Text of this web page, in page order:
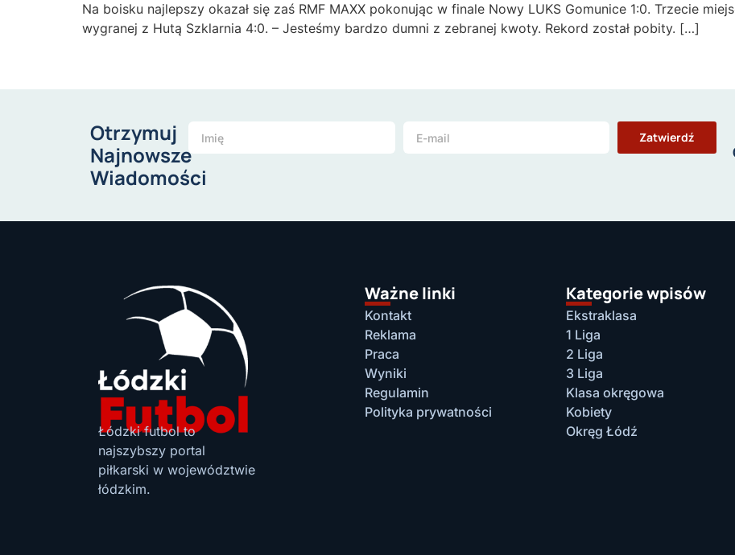
Na boisku najlepszy okazał się zaś RMF MAXX pokonując w finale Nowy LUKS Gomunice 1:0. Trzecie
wygranej z Hutą Szklarnia 4:0. – Jesteśmy bardzo dumni z zebranej kwoty. Rekord został pobity. […]
Otrzymuj
Najnowsze
Wiadomości
Zatwierdź
Łódzki futbol to
najszybszy portal
piłkarski w województwie
łódzkim.
Ważne linki
Kontakt
Reklama
Praca
Wyniki
Regulamin
Polityka prywatności
Kategorie wpisów
Ekstraklasa
1 Liga
2 Liga
3 Liga
Klasa okręgowa
Kobiety
Okręg Łódź